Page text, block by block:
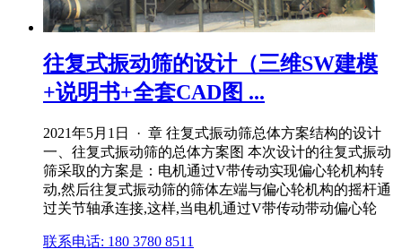
往复式振动筛的设计（三维SW建模
+说明书+全套CAD图 ...
2021年5月1日 · 章 往复式振动筛总体方案结构的设计
一、往复式振动筛的总体方案图 本次设计的往复式振动
筛采取的方案是：电机通过V带传动实现偏心轮机构转
动,然后往复式振动筛的筛体左端与偏心轮机构的摇杆通
过关节轴承连接,这样,当电机通过V带传动带动偏心轮
联系电话: 180 3780 8511